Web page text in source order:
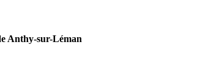
Anthy-sur-Léman